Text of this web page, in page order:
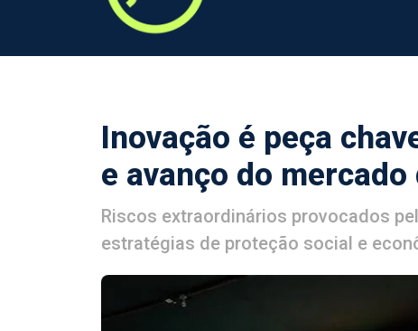
Inovação é peça
e avanço do
Riscos extraordinários provocados
estratégias de proteção social e